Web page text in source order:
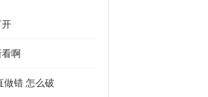
啊
做错 怎么破